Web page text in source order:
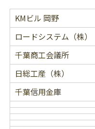
KMビル 岡野
ロードシステム（株）
千葉商工会議所
日総工産（株）
千葉信用金庫